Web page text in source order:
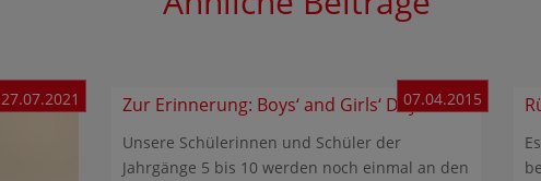
27.07.2021 Zur Erinnerung: Boys‘ and Girls‘ Day07.04.2015
Unsere Schülerinnen und Schüler der
Jahrgänge 5 bis 10 werden noch einmal an den